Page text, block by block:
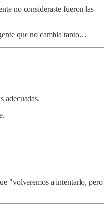
no consideraste fueron las
que no cambia tanto…
adecuadas.
"volveremos a intentarlo, pero